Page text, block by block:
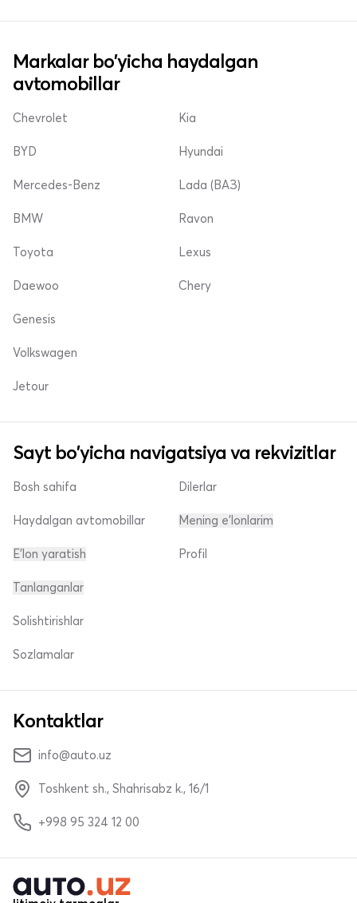
Markalar bo'yicha haydalgan
avtomobillar
Chevrolet
BYD
Mercedes-Benz
Kia
Hyundai
Lada (ВАЗ)
BMW
Toyota
Daewoo
Ravon
Lexus
Chery
Genesis
Volkswagen
Jetour
Sayt bo'yicha navigatsiya va rekvizitlar
Bosh sahifa
Haydalgan avtomobillar
E'lon yaratish
Dilerlar
Mening e'lonlarim
Profil
Tanlanganlar
Solishtirishlar
Sozlamalar
Kontaktlar
info@auto.uz
Toshkent sh., Shahrisabz k., 16/1
+998 95 324 12 00